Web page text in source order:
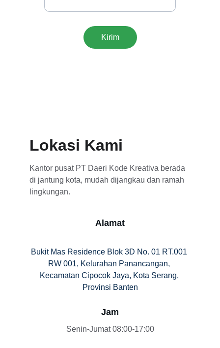
Kirim
Lokasi Kami
Kantor pusat PT Daeri Kode Kreativa berada
di jantung kota, mudah dijangkau dan ramah
lingkungan.
Alamat
Bukit Mas Residence Blok 3D No. 01 RT.001
RW 001, Kelurahan Panancangan,
Kecamatan Cipocok Jaya, Kota Serang,
Provinsi Banten
Jam
Senin-Jumat 08:00-17:00